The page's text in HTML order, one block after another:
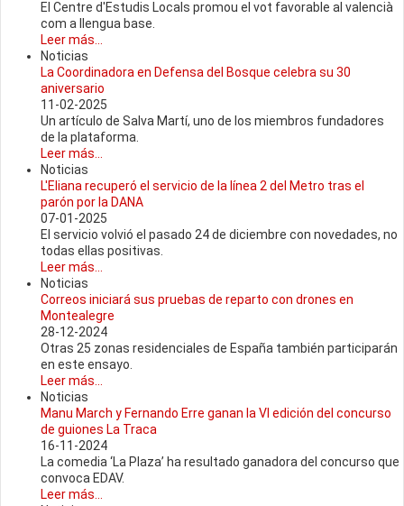
El Centre d'Estudis Locals promou el vot favorable al valencià
com a llengua base.
Leer más...
Noticias
La Coordinadora en Defensa del Bosque celebra su 30
aniversario
11-02-2025
Un artículo de Salva Martí, uno de los miembros fundadores
de la plataforma.
Leer más...
Noticias
L'Eliana recuperó el servicio de la línea 2 del Metro tras el
parón por la DANA
07-01-2025
El servicio volvió el pasado 24 de diciembre con novedades, no
todas ellas positivas.
Leer más...
Noticias
Correos iniciará sus pruebas de reparto con drones en
Montealegre
28-12-2024
Otras 25 zonas residenciales de España también participarán
en este ensayo.
Leer más...
Noticias
Manu March y Fernando Erre ganan la VI edición del concurso
de guiones La Traca
16-11-2024
La comedia ‘La Plaza’ ha resultado ganadora del concurso que
convoca EDAV.
Leer más...